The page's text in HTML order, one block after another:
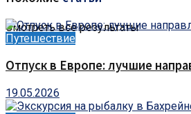
Смотреть все результаты
Путешествие
Отпуск в Европе: лучшие
19.05.2026